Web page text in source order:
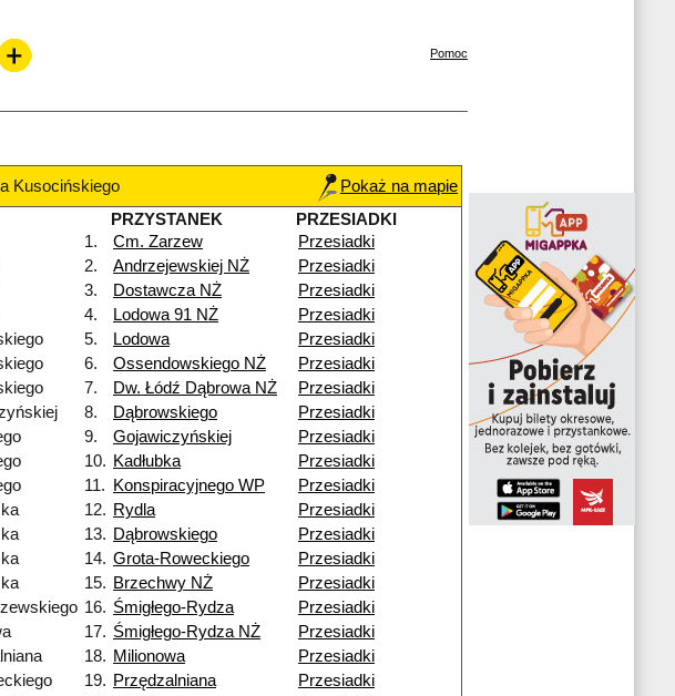
Pomoc
Kusocińskiego
Pokaż na mapie
PRZYSTANEK
PRZESIADKI
1.
Cm. Zarzew
Przesiadki
2. Andrzejewskiej NŻ
Przesiadki
3. Dostawcza NŻ
Przesiadki
4. Lodowa 91 NŻ
Przesiadki
5. Lodowa
Przesiadki
6. Ossendowskiego NŻ
Przesiadki
7. Dw. Łódź Dąbrowa NŻ
Przesiadki
8. Dąbrowskiego
Przesiadki
9. Gojawiczyńskiej
Przesiadki
10. Kadłubka
Przesiadki
11. Konspiracyjnego WP
Przesiadki
12. Rydla
Przesiadki
13. Dąbrowskiego
Przesiadki
14. Grota-Roweckiego
Przesiadki
15. Brzechwy NŻ
Przesiadki
16. Śmigłego-Rydza
Przesiadki
17. Śmigłego-Rydza NŻ
Przesiadki
18. Milionowa
Przesiadki
19. Przędzalniana
Przesiadki